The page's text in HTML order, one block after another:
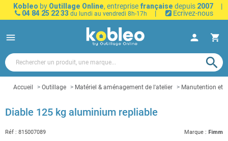
Kobleo by Outillage Online, entreprise française depuis 2007
|
04 84 25 22 33 du lundi au vendredi 8h-17h | Ecrivez-nous
menu person shopping_cart
search
Accueil Outillage Matériel & aménagement de l'atelier Manutention et
Diable 125 kg aluminium repliable
Réf : 815007089 Marque : Fimm